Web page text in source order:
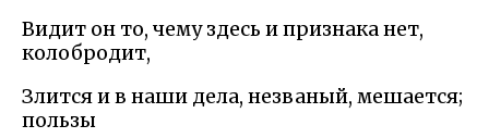
Видит он то, чему здесь и признака нет,
колобродит,
Злится и в наши дела, незваный, мешается;
пользы